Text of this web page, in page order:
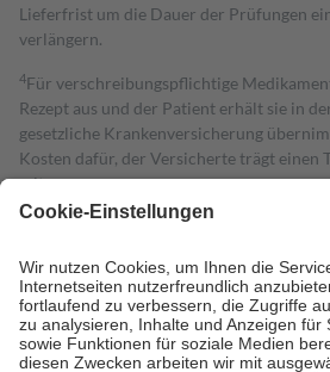
Lieferfrist um die Dauer der Prüfungen
verlängern.
4Für verschreibungspflichtige
Rezept aus und der Patient erhält sie in
gesetzliche Krankenversicherung
Kosten dafür, der Versicherte trägt einen
mit.
Grundsätzlich leisten Mitglieder
höchstens zehn Euro.
Es sind jedoch nie
Kosten der Leistung zu entrichten.
Diese Regeln gelten grundsätzlich auch
Bei Heilmitteln und häuslicher
Zuzahlung zehn Prozent der Kosten